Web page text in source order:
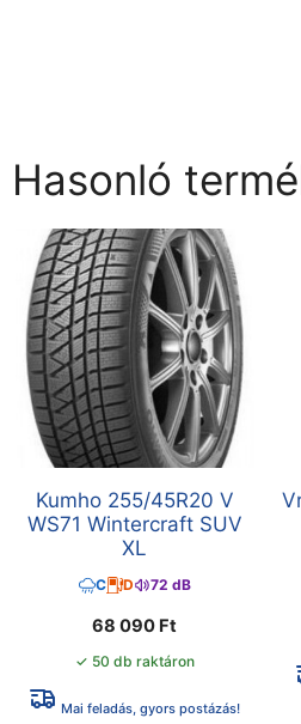
Hasonló
Kumho 255/45R20 V
WS71 Wintercraft SUV
XL
C D 72 dB
68 090 Ft
✓ 50 db raktáron
Mai feladás, gyors postázás!